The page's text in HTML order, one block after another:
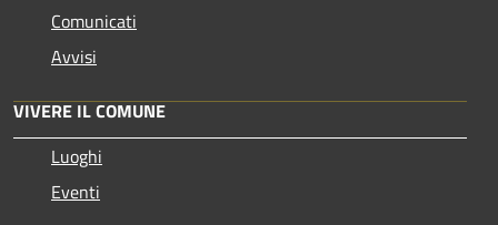
Comunicati
Avvisi
VIVERE IL COMUNE
Luoghi
Eventi